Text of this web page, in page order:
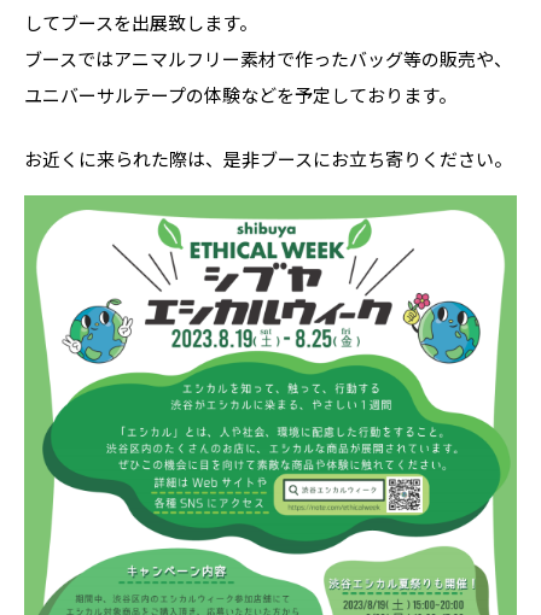
してブースを出展致します。
ブースではアニマルフリー素材で作ったバッグ等の販売や、
ユニバーサルテープの体験などを予定しております。
お近くに来られた際は、是非ブースにお立ち寄りください。